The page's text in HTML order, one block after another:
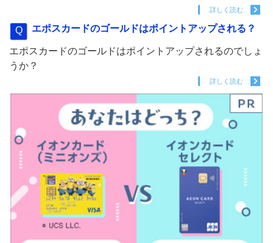
詳しく読む
エポスカードのゴールドはポイントアップされる？
エポスカードのゴールドはポイントアップされるのでしょ
うか？
詳しく読む